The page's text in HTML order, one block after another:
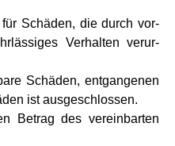
für Schä­den, die durch vor­
Ver­hal­ten ver­ur­
Schä­den, ent­gan­ge­nen
ist aus­ge­schlos­sen.
Betrag des ver­ein­bar­ten